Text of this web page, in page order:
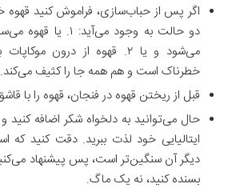
اگر پس از حباب‌سازی، فراموش کنید قهوه
دو حالت به وجود
می‌شود و یا ۲. قهوه از درون
خطرناک است و هم همه جا را کثیف می‌کند.
قبل از ریختن قهوه در فنجان، قهوه را با
حال می‌توانید به دلخواه شکر اضافه کنید
ایتالیایی خود لذت ببرید. دقت کنید که
دیگر آن سنگین‌تر است، پس پیشنهاد
بسنده کنید، نه یک ماگ.